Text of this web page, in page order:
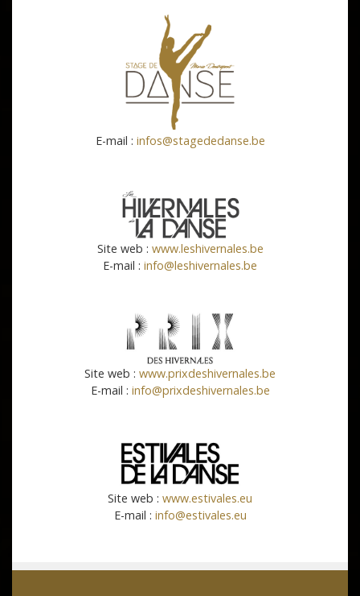
E-mail : infos@stagededanse.be
Site web : www.leshivernales.be
E-mail : info@leshivernales.be
Site web : www.prixdeshivernales.be
E-mail : info@prixdeshivernales.be
Site web : www.estivales.eu
E-mail : info@estivales.eu